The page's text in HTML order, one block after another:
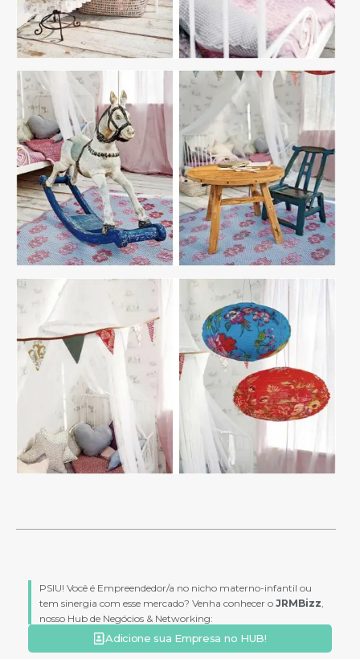
PSIU! Você é Empreendedor/a no nicho materno-infantil ou
tem sinergia com esse mercado? Venha conhecer o JRMBizz
nosso Hub de Negócios & Networking:
Adicione sua Empresa no HUB!